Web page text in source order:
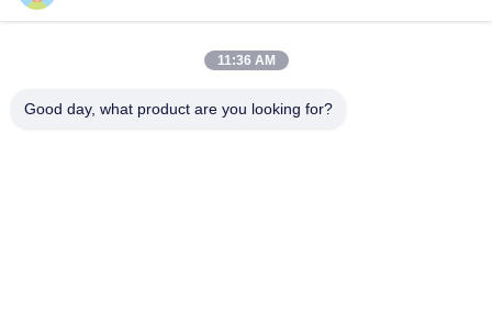
11:36 AM
Good day, what product are you looking for?